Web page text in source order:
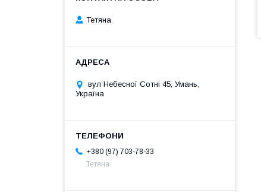
Тетяна
вул Небесної Сотні 45, Умань,
Україна
+380 (97) 703-78-33
Тетяна